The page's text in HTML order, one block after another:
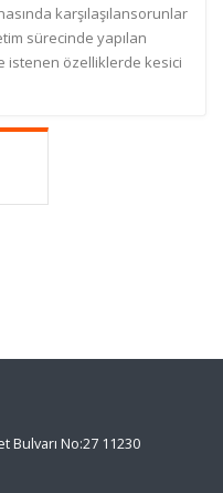
karşılaşılansorunlar
sürecinde yapılan
istenen özelliklerde kesici
Bulvarı No:27 11230